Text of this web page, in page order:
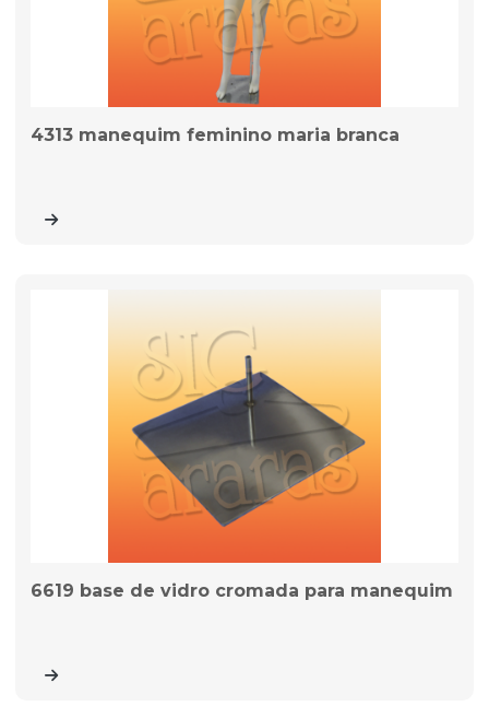
4313 manequim feminino maria branca
6619 base de vidro cromada para manequim